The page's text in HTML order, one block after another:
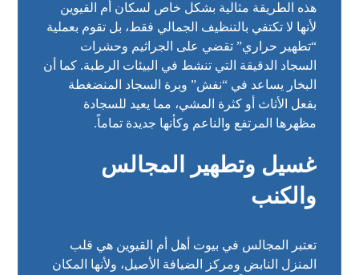
هذه الطريقة مثالية بشكل خاص لسكان أم القيوين
لأنها لا تكتفي بالتنظيف الجمالي فقط، بل تقوم بعملية
“تطهير حراري” تقضي على الجراثيم وحشرات
السجاد الدقيقة التي تنشط في البيئات الرطبة. كما أن
البخار يساعد في “نفش” وبرة السجاد المنضغطة
بفعل الأثاث أو كثرة المشي، مما يعيد للسجادة
مظهرها المرتفع والناعم وكأنها جديدة تماماً.
غسيل وتطهير المجالس
والكنب
تعتبر المجالس في بيوت أهل أم القيوين هي قلب
المنزل النابض ومركز الضيافة الأصيل، ولأنها المكان